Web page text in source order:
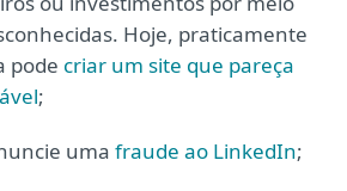
Hoje, praticamente
pode criar um site que pareça
;
uma fraude ao LinkedIn;